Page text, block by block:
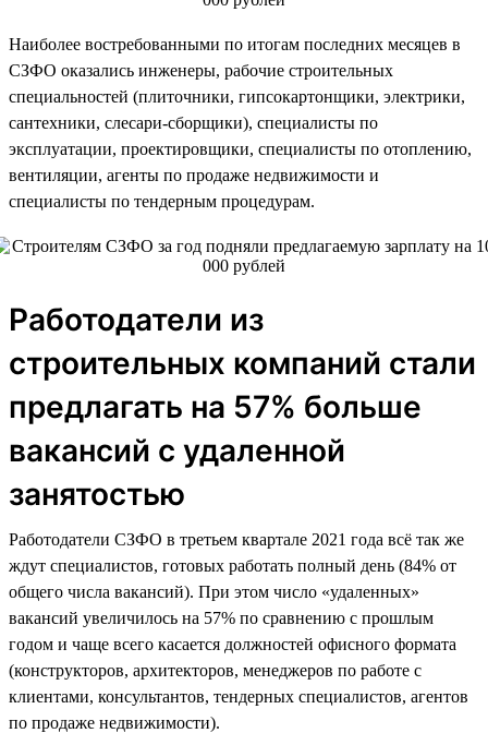
Наиболее востребованными по итогам последних месяцев в
СЗФО оказались инженеры, рабочие строительных
специальностей (плиточники, гипсокартонщики, электрики,
сантехники, слесари-сборщики), специалисты по
эксплуатации, проектировщики, специалисты по отоплению,
вентиляции, агенты по продаже недвижимости и
специалисты по тендерным процедурам.
Работодатели из
строительных компаний стали
предлагать на 57% больше
вакансий с удаленной
занятостью
Работодатели СЗФО в третьем квартале 2021 года всё так же
ждут специалистов, готовых работать полный день (84% от
общего числа вакансий). При этом число «удаленных»
вакансий увеличилось на 57% по сравнению с прошлым
годом и чаще всего касается должностей офисного формата
(конструкторов, архитекторов, менеджеров по работе с
клиентами, консультантов, тендерных специалистов, агентов
по продаже недвижимости).